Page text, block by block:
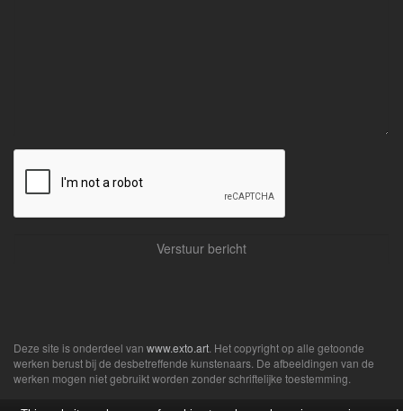
Deze site is onderdeel van www.exto.art . Het copyright op alle getoonde
werken berust bij de desbetreffende kunstenaars. De afbeeldingen van de
werken mogen niet gebruikt worden zonder schriftelijke toestemming.